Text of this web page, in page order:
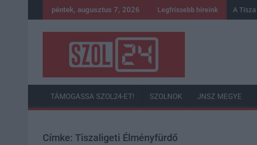
to
péntek, augusztus 7, 2026 Legfrissebb híreink A
TÁMOGASSA SZOL24-ET! SZOLNOK JNSZ MEGYE
Címke: Tiszaligeti Élményfürdő